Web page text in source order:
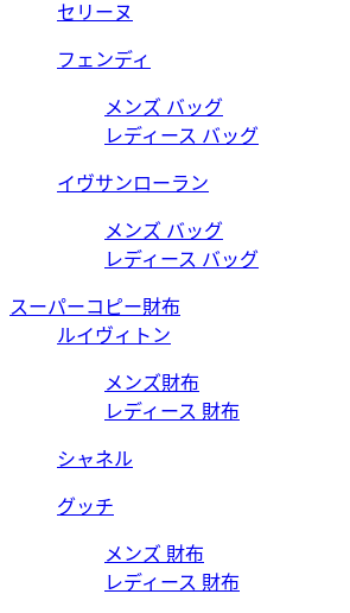
セリーヌ
フェンディ
メンズ バッグ
レディース バッグ
イヴサンローラン
メンズ バッグ
レディース バッグ
スーパーコピー財布
ルイヴィトン
メンズ財布
レディース 財布
シャネル
グッチ
メンズ 財布
レディース 財布